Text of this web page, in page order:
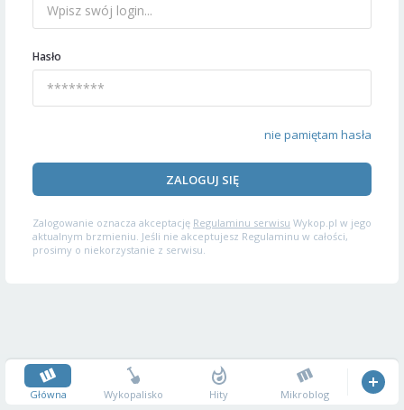
Hasło
nie pamiętam hasła
ZALOGUJ SIĘ
Zalogowanie oznacza akceptację Regulaminu serwisu Wykop.pl w jego
aktualnym brzmieniu. Jeśli nie akceptujesz Regulaminu w całości,
prosimy o niekorzystanie z serwisu.
Główna Wykopalisko Hity Mikroblog